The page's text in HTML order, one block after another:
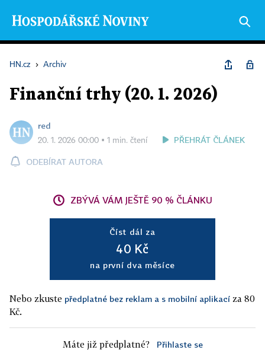
HN.cz › Archiv
Finanční trhy (20. 1. 2026)
red
20. 1. 2026 00:00 ▪ 1 min. čtení PŘEHRÁT ČLÁNEK
ODEBÍRAT AUTORA
ZBÝVÁ VÁM JEŠTĚ 90 % ČLÁNKU
Číst dál za
40 Kč
na první dva měsíce
Nebo zkuste předplatné bez reklam a s mobilní aplikací za 80
Kč.
Máte již předplatné? Přihlaste se